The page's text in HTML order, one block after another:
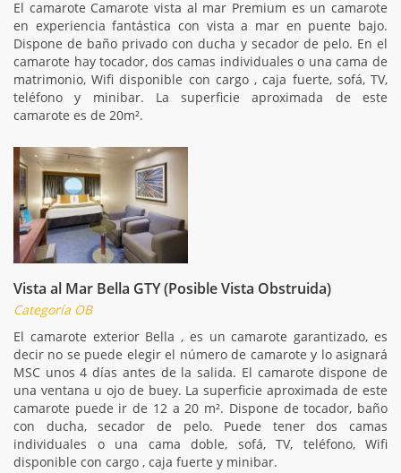
El camarote Camarote vista al mar Premium es un camarote
en experiencia fantástica con vista a mar en puente bajo.
Dispone de baño privado con ducha y secador de pelo. En el
camarote hay tocador, dos camas individuales o una cama de
matrimonio, Wifi disponible con cargo , caja fuerte, sofá, TV,
teléfono y minibar. La superficie aproximada de este
camarote es de 20m².
Vista al Mar Bella GTY (Posible Vista Obstruida)
Categoría OB
El camarote exterior Bella , es un camarote garantizado, es
decir no se puede elegir el número de camarote y lo asignará
MSC unos 4 días antes de la salida. El camarote dispone de
una ventana u ojo de buey. La superficie aproximada de este
camarote puede ir de 12 a 20 m². Dispone de tocador, baño
con ducha, secador de pelo. Puede tener dos camas
individuales o una cama doble, sofá, TV, teléfono, Wifi
disponible con cargo , caja fuerte y minibar.